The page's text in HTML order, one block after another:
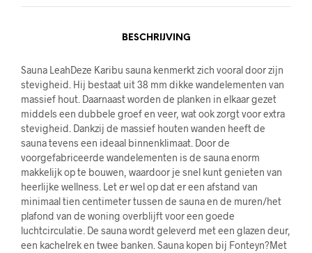
BESCHRIJVING
Sauna LeahDeze Karibu sauna kenmerkt zich vooral door zijn
stevigheid. Hij bestaat uit 38 mm dikke wandelementen van
massief hout. Daarnaast worden de planken in elkaar gezet
middels een dubbele groef en veer, wat ook zorgt voor extra
stevigheid. Dankzij de massief houten wanden heeft de
sauna tevens een ideaal binnenklimaat. Door de
voorgefabriceerde wandelementen is de sauna enorm
makkelijk op te bouwen, waardoor je snel kunt genieten van
heerlijke wellness. Let er wel op dat er een afstand van
minimaal tien centimeter tussen de sauna en de muren/het
plafond van de woning overblijft voor een goede
luchtcirculatie. De sauna wordt geleverd met een glazen deur,
een kachelrek en twee banken. Sauna kopen bij Fonteyn?Met